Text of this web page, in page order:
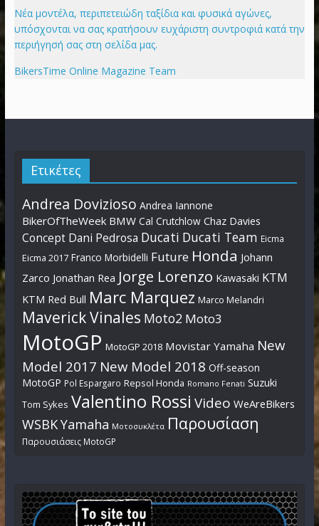
Νέα μοντέλα, περιπετειώδη ταξίδια και φυσικά αγώνες,
υπόσχονται να σας κρατήσουν ευχάριστη συντροφιά κατά την
περιήγησή σας στη σελίδα μας.
BikersTime Online Magazine Team
Ετικέτες
Andrea Dovizioso Andrea Iannone
BikerOfTheWeek BMW Cal Crutchlow Chaz Davies
Concept Dani Pedrosa Ducati Ducati Team Eicma
Eicma 2017 Franco Morbidelli Future Honda Johann
Zarco Jonathan Rea Jorge Lorenzo Kawasaki KTM
KTM Red Bull Marc Marquez Marco Melandri
Maverick Vinales Moto2 Moto3
MotoGP MotoGP 2018 Movistar Yamaha New
Model 2017 New Model 2018 Off-season
MotoGP Pol Espargaro Repsol Honda Romano Fenati Suzuki
Tom Sykes Valentino Rossi Video WeAreBikers
WSBKYamaha Μοτοσυκλέτα Παρουσίαση
Παρουσιάσεις MotoGP